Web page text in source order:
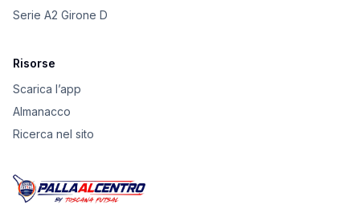
Serie A2 Girone D
Risorse
Scarica l’app
Almanacco
Ricerca nel sito